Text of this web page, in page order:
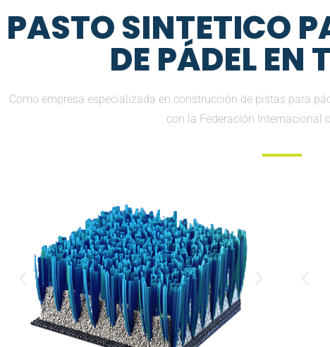
PASTO SINTETICO
DE PÁDEL EN
Como empresa especializada en construcción de pistas para
con la Federación Internacional